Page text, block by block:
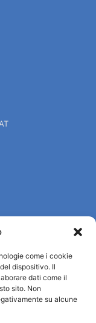
come i cookie
dispositivo. Il
dati come il
sito. Non
su alcune